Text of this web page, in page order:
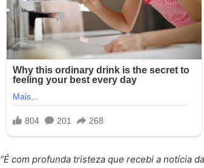
“É com profunda tristeza que recebi a notícia